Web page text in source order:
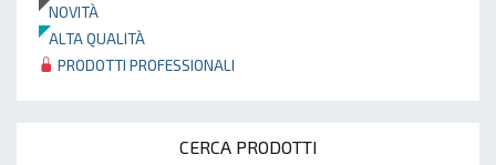
NOVITÀ
ALTA QUALITÀ
PRODOTTI PROFESSIONALI
CERCA PRODOTTI